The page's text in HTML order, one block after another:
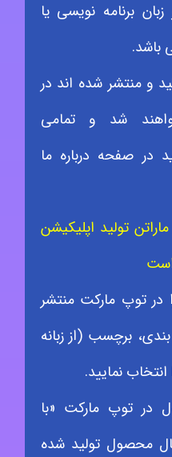
برنامه نویسی یا
باشد.
و منتشر شده اند در
شد و تمامی
در صفحه درباره ما
تولید اپلیکیشن
در توپ مارکت منتشر
برچسب (از زبانه
نمایید.
در توپ مارکت «با
ارسال محصول تولید شده